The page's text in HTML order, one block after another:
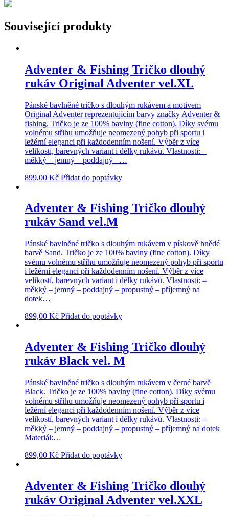
Související produkty
Adventer & Fishing Tričko dlouhý
rukáv Original Adventer vel.XL
Pánské bavlněné tričko s dlouhým rukávem a motivem
Original Adventer reprezentujícím barvy značky Adventer &
fishing. Tričko je ze 100% bavlny (fine cotton). Díky svému
volnému střihu umožňuje neomezený pohyb při sportu i
ležérní eleganci při každodenním nošení. Výběr z více
velikostí, barevných variant i délky rukávů. Vlastnosti: –
měkký – jemný – poddajný –…
899,00 Kč Přidat do poptávky
Adventer & Fishing Tričko dlouhý
rukáv Sand vel.M
Pánské bavlněné tričko s dlouhým rukávem v pískově hnědé
barvě Sand. Tričko je ze 100% bavlny (fine cotton). Díky
svému volnému střihu umožňuje neomezený pohyb při sportu
i ležérní eleganci při každodenním nošení. Výběr z více
velikostí, barevných variant i délky rukávů. Vlastnosti: –
měkký – jemný – poddajný – propustný – příjemný na
dotek…
899,00 Kč Přidat do poptávky
Adventer & Fishing Tričko dlouhý
rukáv Black vel. M
Pánské bavlněné tričko s dlouhým rukávem v černé barvě
Black. Tričko je ze 100% bavlny (fine cotton). Díky svému
volnému střihu umožňuje neomezený pohyb při sportu i
ležérní eleganci při každodenním nošení. Výběr z více
velikostí, barevných variant i délky rukávů. Vlastnosti: –
měkký – jemný – poddajný – propustný – příjemný na dotek
Materiál:…
899,00 Kč Přidat do poptávky
Adventer & Fishing Tričko dlouhý
rukáv Original Adventer vel.XXL